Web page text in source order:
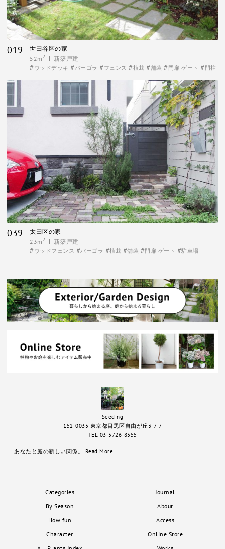
019
世田谷区の家
52m2 新築戸建
ウッドデッキ パーゴラ フェンス 植栽 舗装 門扉 ゲート 門柱
039
太田区の家
23m 2 新築戸建
ウッドフェンス パーゴラ 植栽 舗装 門扉 ゲート 駐車場
あなたと庭の新しい関係。 Read More
Seeding
152-0035 東京都目黒区自由が丘3-7-7
TEL 03-5726-8555
Categories
By Season
How fun
Character
Journal
About
Access
Online Store